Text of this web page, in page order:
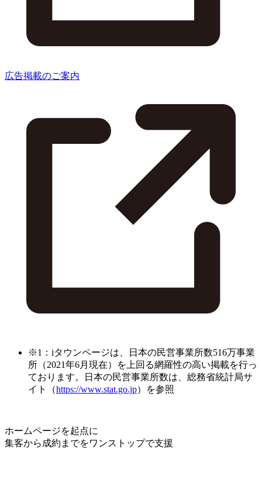
広告掲載のご案内
※1：iタウンページは、日本の民営事業所数516万事業
所（2021年6月現在）を上回る網羅性の高い掲載を行っ
ております。日本の民営事業所数は、総務省統計局サ
イト（https://www.stat.go.jp）を参照
ホームページを起点に
集客から成約までをワンストップで支援